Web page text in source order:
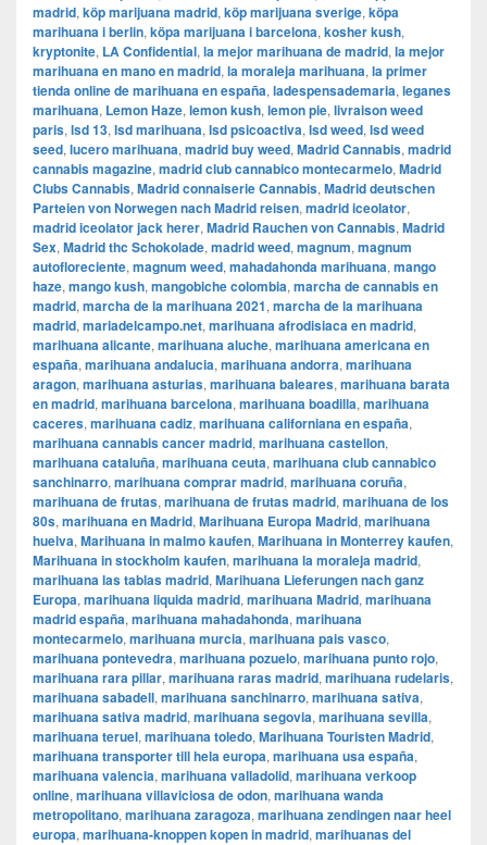
madrid, köp marijuana madrid, köp marijuana sverige, köpa
marihuana i berlin, köpa marijuana i barcelona, kosher kush,
kryptonite, LA Confidential, la mejor marihuana de madrid, la mejor
marihuana en mano en madrid, la moraleja marihuana, la primer
tienda online de marihuana en españa, ladespensademaria, leganes
marihuana, Lemon Haze, lemon kush, lemon pie, livraison weed
paris, lsd 13, lsd marihuana, lsd psicoactiva, lsd weed, lsd weed
seed, lucero marihuana, madrid buy weed, Madrid Cannabis, madrid
cannabis magazine, madrid club cannabico montecarmelo, Madrid
Clubs Cannabis, Madrid connaiserie Cannabis, Madrid deutschen
Parteien von Norwegen nach Madrid reisen, madrid iceolator,
madrid iceolator jack herer, Madrid Rauchen von Cannabis, Madrid
Sex, Madrid thc Schokolade, madrid weed, magnum, magnum
autofloreciente, magnum weed, mahadahonda marihuana, mango
haze, mango kush, mangobiche colombia, marcha de cannabis en
madrid, marcha de la marihuana 2021, marcha de la marihuana
madrid, mariadelcampo.net, marihuana afrodisiaca en madrid,
marihuana alicante, marihuana aluche, marihuana americana en
españa, marihuana andalucia, marihuana andorra, marihuana
aragon, marihuana asturias, marihuana baleares, marihuana barata
en madrid, marihuana barcelona, marihuana boadilla, marihuana
caceres, marihuana cadiz, marihuana californiana en españa,
marihuana cannabis cancer madrid, marihuana castellon,
marihuana cataluña, marihuana ceuta, marihuana club cannabico
sanchinarro, marihuana comprar madrid, marihuana coruña,
marihuana de frutas, marihuana de frutas madrid, marihuana de los
80s, marihuana en Madrid, Marihuana Europa Madrid, marihuana
huelva, Marihuana in malmo kaufen, Marihuana in Monterrey kaufen,
Marihuana in stockholm kaufen, marihuana la moraleja madrid,
marihuana las tablas madrid, Marihuana Lieferungen nach ganz
Europa, marihuana liquida madrid, marihuana Madrid, marihuana
madrid españa, marihuana mahadahonda, marihuana
montecarmelo, marihuana murcia, marihuana pais vasco,
marihuana pontevedra, marihuana pozuelo, marihuana punto rojo,
marihuana rara pillar, marihuana raras madrid, marihuana rudelaris,
marihuana sabadell, marihuana sanchinarro, marihuana sativa,
marihuana sativa madrid, marihuana segovia, marihuana sevilla,
marihuana teruel, marihuana toledo, Marihuana Touristen Madrid,
marihuana transporter till hela europa, marihuana usa españa,
marihuana valencia, marihuana valladolid, marihuana verkoop
online, marihuana villaviciosa de odon, marihuana wanda
metropolitano, marihuana zaragoza, marihuana zendingen naar heel
europa, marihuana-knoppen kopen in madrid, marihuanas del